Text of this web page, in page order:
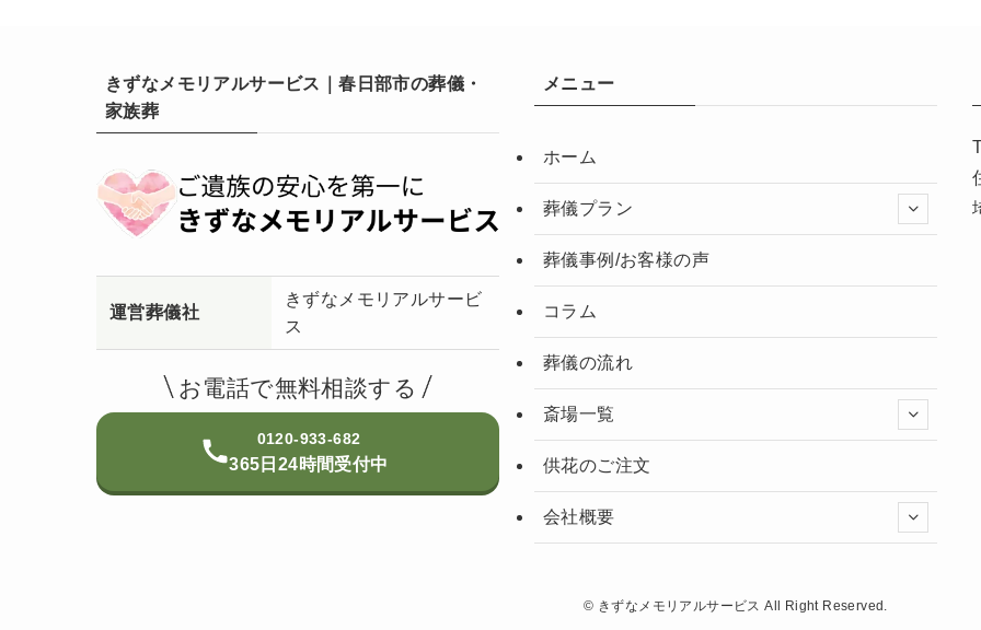
きずなメモリアルサービス｜春日部市の葬儀・
家族葬
運営葬儀社
きずなメモリアルサービ
ス
お電話で無料相談する
0120-933-682
365日24時間受付中
メニュー
ホーム
葬儀プラン
葬儀事例/お客様の声
コラム
葬儀の流れ
斎場一覧
供花のご注文
会社概要
© きずなメモリアルサービス All Right Reserved.